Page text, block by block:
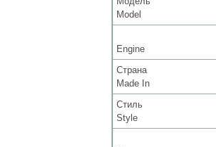
Model
Engine
Страна
Made In
Стиль
Style